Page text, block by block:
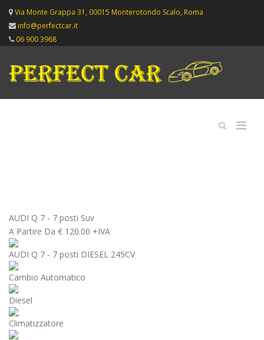
Via Monte Grappa 31, 00015 Monterotondo Scalo, Roma
info@perfectcar.it
06 900 3968
AUDI Q 7 - 7 posti Suv
A Partire Da € 120.00 +IVA
AUDI Q 7 - 7 posti DIESEL 245CV
Cambio Automatico
Diesel
Climatizzatore